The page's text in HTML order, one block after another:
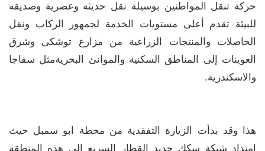
حركة تنقل المواطنين بوسيلة نقل حديثة وعصرية وصديقة
للبيئة تقدم أعلى مستويات الخدمة لجمهور الركاب ونقل
الحاصلات والمنتجات الزراعية من مزارع توشكى وشرق
العوينات إلى المناطق السكنية والموانئ البحريةمثل سفاجا
والاسكندرية.
هذا وقد بدأت الزيارة التفقدية من محطة ابو سمبل حيث
امتداد شبكة سكك حديد القطار السريع الي هذه المنطقة